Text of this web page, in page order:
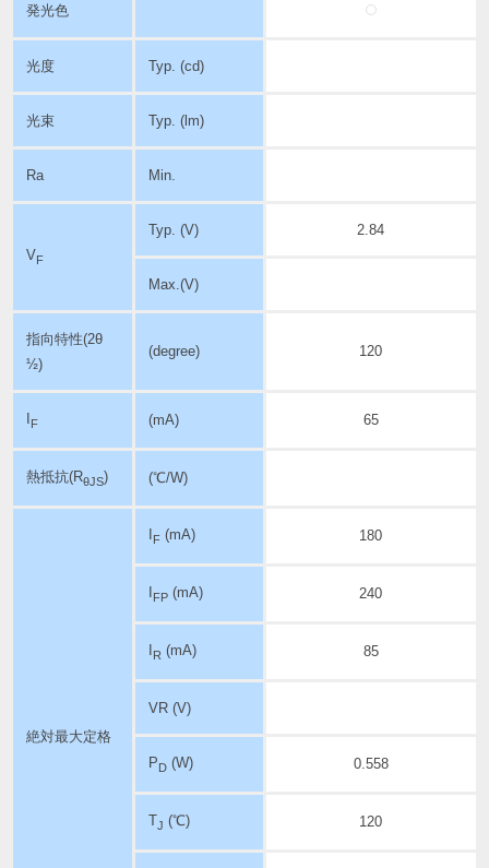
発光色
光度 Typ. (cd)
光束 Typ. (lm)
Ra Min.
VF
Typ. (V) 2.84
Max.(V)
指向特性(2θ
½)
(degree) 120
F (mA) 65
熱抵抗(RθJS) (℃/W)
絶対最大定格
F(mA) 180
FP(mA) 240
R (mA) 85
VR (V)
PD(W) 0.558
TJ (℃) 120